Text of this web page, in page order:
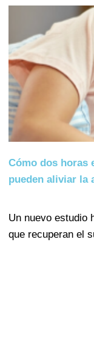
Cómo dos horas
pueden aliviar la
Un nuevo estudio
que recuperan el